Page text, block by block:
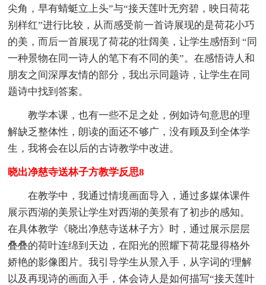
尖角，早有蜻蜓立上头”与“接天莲叶无穷碧，映日荷花
别样红”进行比较，从而感受前一首诗展现的是荷花小巧
的美，而后一首展现了荷花的壮阔美，让学生感悟到 “同
一种景物在同一诗人的笔下有不同的美”。在感悟诗人和
朋友之间深厚友情的部分，我出示同题诗，让学生在同
题诗中找到答案。
教学本课，也有一些不足之处，例如诗句意思的理
解缺乏整体性，朗读的面还不够广，没有顾及到全体学
生，我将会在以后的古诗教学中改进。
晓出净慈寺送林子方教学反思8
在教学中，我通过情境画面导入，通过多媒体课件
展示西湖的美景让学生对西湖的美景有了初步的感知。
在具体教学《晓出净慈寺送林子方》时，通过展示层层
叠叠的荷叶连绵到天边，在阳光的照耀下荷花显得格外
娇艳的影像图片。我引导学生从景入手，从字词的'理解
以及再现诗的画面入手，体会诗人是如何描写“接天莲叶